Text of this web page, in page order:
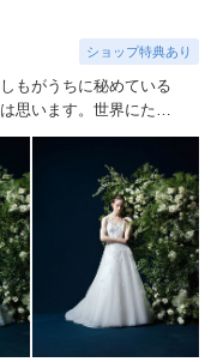
ショップ特典あり
もがうちに秘めている
思います。 世界にたっ
、これからの物語に思
織り込みながら。衣裳
日だけではなく、その
時間。らしく輝く、自
せの瞬間のために。そ
しさを 私たちは求め